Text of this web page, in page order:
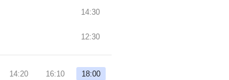
14:30
12:30
14:20 16:10 18:00